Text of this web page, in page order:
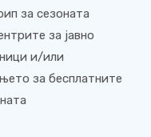
за сезоната
за јавно
и/или
за бесплатните